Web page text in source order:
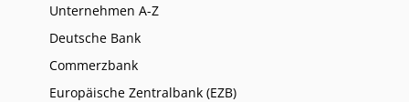
Unternehmen A-Z
Deutsche Bank
Commerzbank
Europäische Zentralbank (EZB)